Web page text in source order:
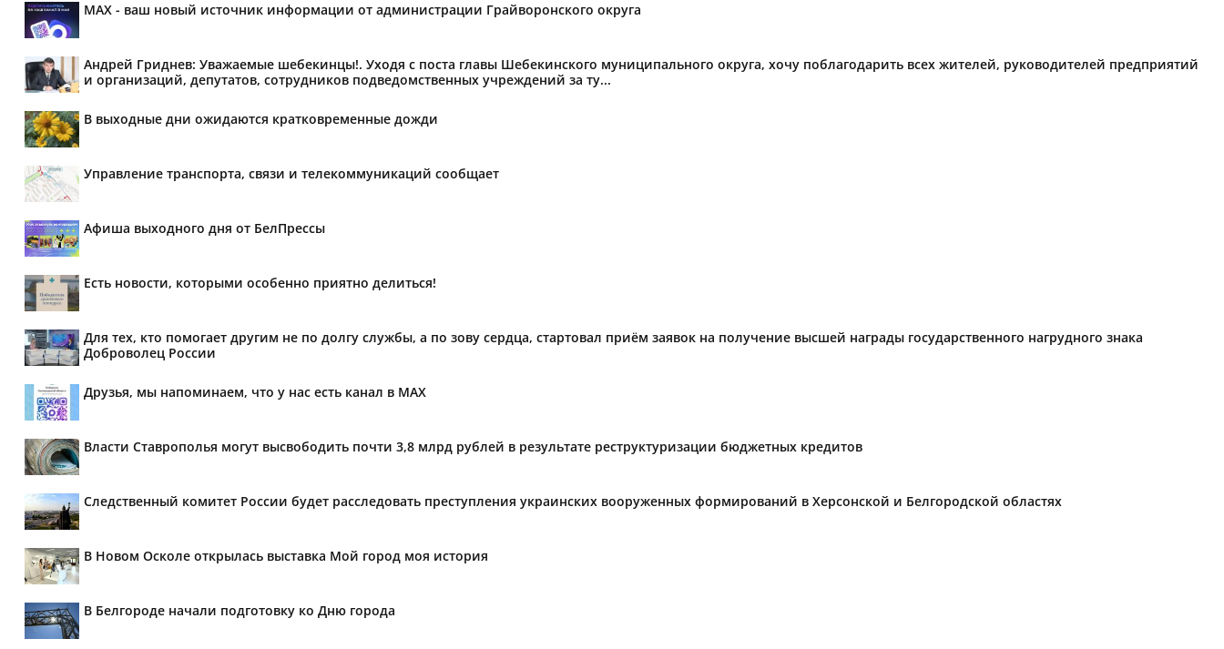
MAX - ваш новый источник информации от администрации Грайворонского округа
Андрей Гриднев: Уважаемые шебекинцы!. Уходя с поста главы Шебекинского муниципального округа, хочу поблагодарить всех жителей, руководителей предприятий
и организаций, депутатов, сотрудников подведомственных учреждений за ту...
В выходные дни ожидаются кратковременные дожди
Управление транспорта, связи и телекоммуникаций сообщает
Афиша выходного дня от БелПрессы
Есть новости, которыми особенно приятно делиться!
Для тех, кто помогает другим не по долгу службы, а по зову сердца, стартовал приём заявок на получение высшей награды государственного нагрудного знака
Доброволец России
Друзья, мы напоминаем, что у нас есть канал в МАХ
Власти Ставрополья могут высвободить почти 3,8 млрд рублей в результате реструктуризации бюджетных кредитов
Следственный комитет России будет расследовать преступления украинских вооруженных формирований в Херсонской и Белгородской областях
В Новом Осколе открылась выставка Мой город моя история
В Белгороде начали подготовку ко Дню города